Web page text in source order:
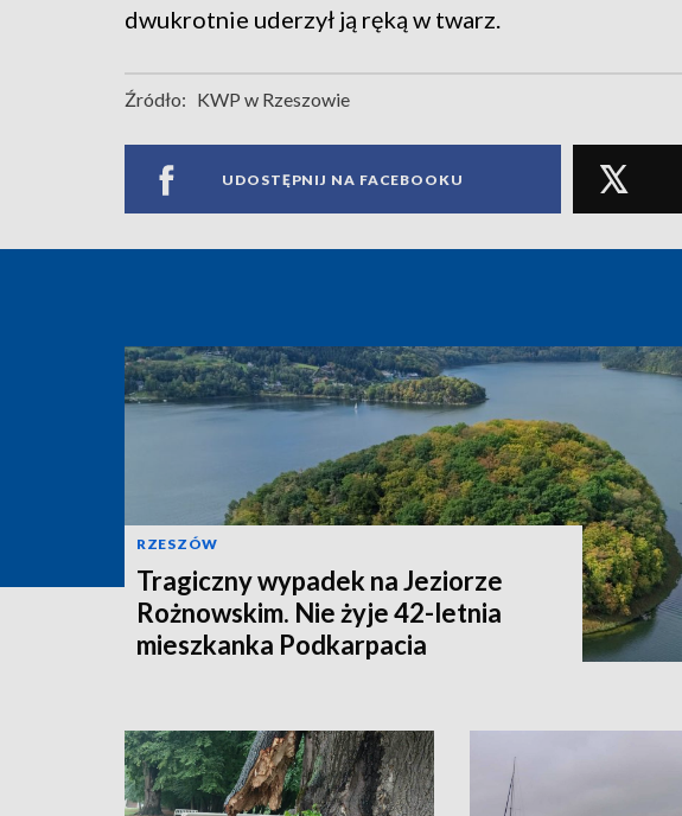
dwukrotnie uderzył ją ręką w twarz.
Źródło: KWP w Rzeszowie
UDOSTĘPNIJ NA FACEBOOKU
RZESZÓW
Tragiczny wypadek na Jeziorze
Rożnowskim. Nie żyje 42-letnia
mieszkanka Podkarpacia